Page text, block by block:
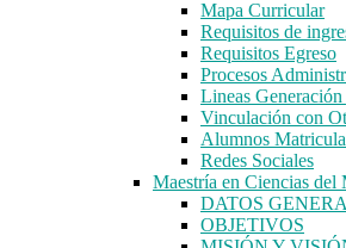
Mapa Curricular
Requisitos de
Requisitos Egreso
Procesos
Lineas
Vinculación con
Alumnos
Redes Sociales
Maestría en Ciencias
DATOS
OBJETIVOS